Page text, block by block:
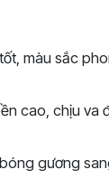
màu sắc
cao, chịu va
gương